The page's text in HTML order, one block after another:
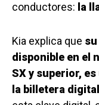
conductores: la
Kia explica que
disponible en el
SX y superior,
la billetera